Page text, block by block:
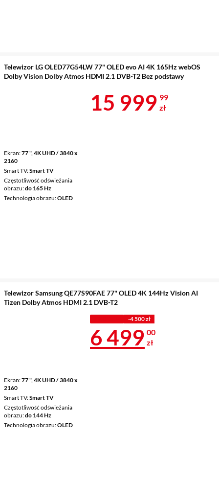
Telewizor LG OLED77G54LW 77" OLED evo AI 4K 165Hz webOS
Dolby Vision Dolby Atmos HDMI 2.1 DVB-T2 Bez podstawy
Ekran 77 ", 4K UHD / 3840 x
2160
Smart TV Smart TV
Częstotliwość odświeżania
obrazu do 165 Hz
Technologia obrazu OLED
Cena 15
15 999 99
zł
Telewizor Samsung QE77S90FAE 77" OLED 4K 144Hz Vision AI
Tizen Dolby Atmos HDMI 2.1 DVB-T2
Ekran 77 ", 4K UHD / 3840 x
2160
Smart TV Smart TV
Częstotliwość odświeżania
obrazu do 144 Hz
Technologia obrazu OLED
-4 500 zł
Cena 6 499 zł
6 499 00
zł